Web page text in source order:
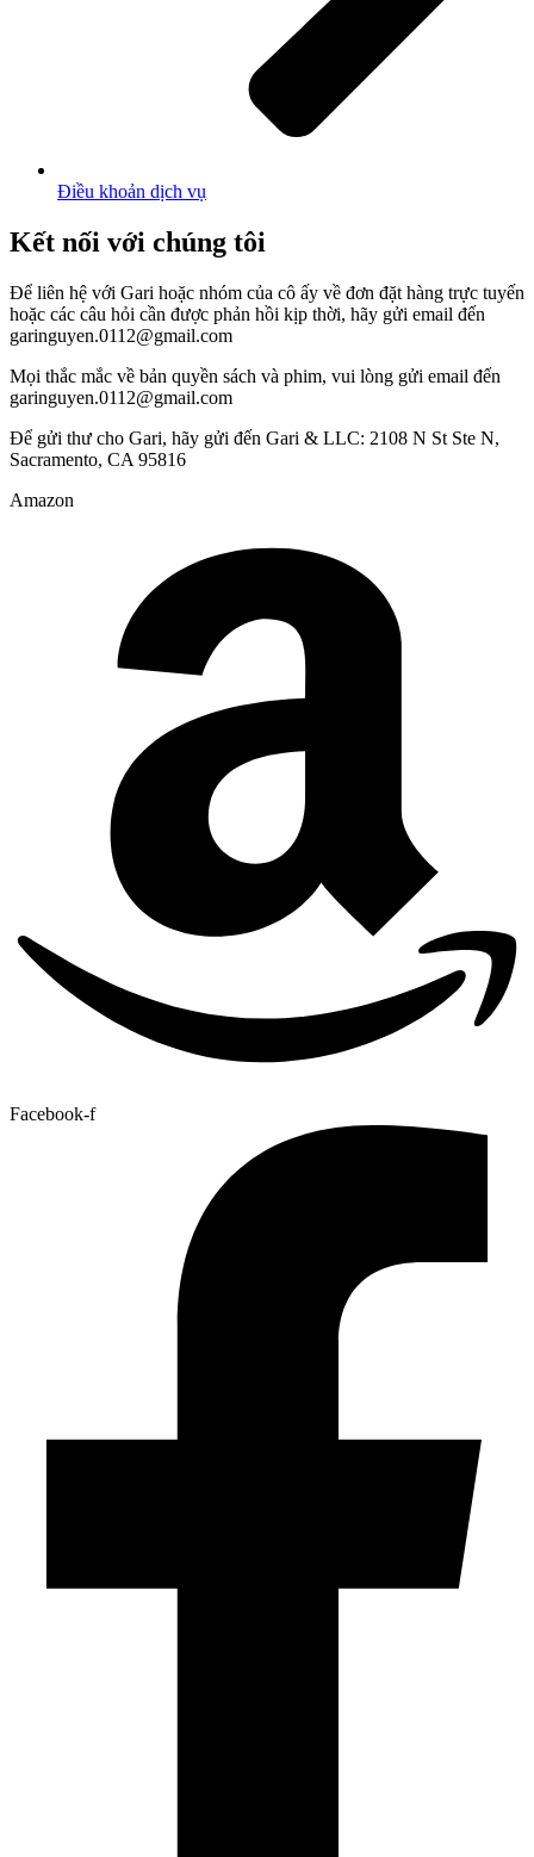
Điều khoản dịch vụ
Kết nối với chúng tôi
Để liên hệ với Gari hoặc nhóm của cô ấy về đơn đặt hàng trực tuyến
hoặc các câu hỏi cần được phản hồi kịp thời, hãy gửi email đến
garinguyen.0112@gmail.com
Mọi thắc mắc về bản quyền sách và phim, vui lòng gửi email đến
garinguyen.0112@gmail.com
Để gửi thư cho Gari, hãy gửi đến Gari & LLC: 2108 N St Ste N,
Sacramento, CA 95816
Amazon
Facebook-f